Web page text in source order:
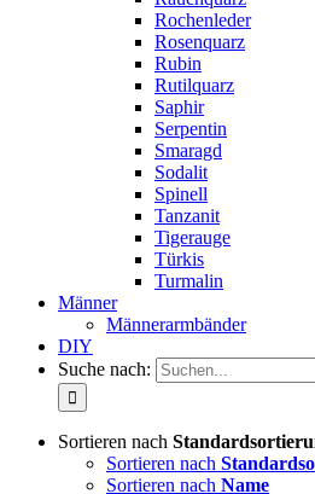
Rochenleder
Rosenquarz
Rubin
Rutilquarz
Saphir
Serpentin
Smaragd
Sodalit
Spinell
Tanzanit
Tigerauge
Türkis
Turmalin
Männer
Männerarmbänder
DIY
Suche nach:
Sortieren nach
Sortieren nach
Sortieren nach Name